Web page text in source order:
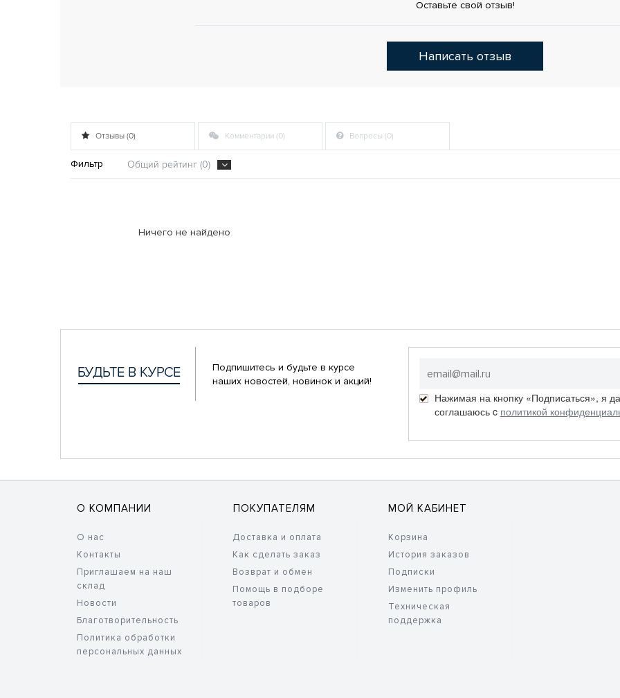
Оставьте свой отзыв!
Написать отзыв
Отзывы (0) Комментарии (0) Вопросы (0)
Фильтр Общий рейтинг (0)
Ничего не найдено
Подпишитесь и будьте в курсе
наших новостей, новинок и акций!
Нажимая на кнопку «Подписаться», я
соглашаюсь c политикой
О КОМПАНИИ
О нас
Контакты
Приглашаем на наш
склад
Новости
Благотворительность
Политика обработки
персональных данных
ПОКУПАТЕЛЯМ
Доставка и оплата
Как сделать заказ
Возврат и обмен
Помощь в подборе
товаров
МОЙ КАБИНЕТ
Корзина
История заказов
Подписки
Изменить профиль
Техническая
поддержка